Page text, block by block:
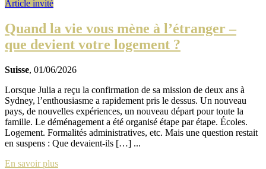
Article invité
Quand la vie vous mène à l’étranger –
que devient votre logement ?
Suisse, 01/06/2026
Lorsque Julia a reçu la confirmation de sa mission de deux ans à
Sydney, l’enthousiasme a rapidement pris le dessus. Un nouveau
pays, de nouvelles expériences, un nouveau départ pour toute la
famille. Le déménagement a été organisé étape par étape. Écoles.
Logement. Formalités administratives, etc. Mais une question restait
en suspens : Que devaient-ils […] ...
En savoir plus